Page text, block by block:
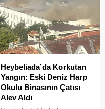
Heybeliada’da Korkutan
Yangın: Eski Deniz Harp
Okulu Binasının Çatısı
Alev Aldı